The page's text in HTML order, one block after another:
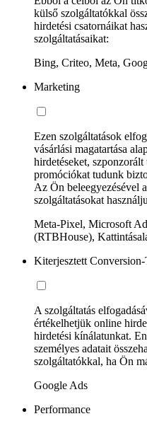
külső szolgáltatókkal
hirdetési csatornáikat
szolgáltatásaikat:
Bing, Criteo, Meta,
Marketing
Ezen szolgáltatások
vásárlási magatartása
hirdetéseket,
promóciókat tudunk
Az Ön beleegyezésével
szolgáltatásokat
Meta-Pixel, Microsoft
(RTBHouse),
Kiterjesztett
A szolgáltatás
értékelhetjük online
hirdetési kínálatunkat.
személyes adatait
szolgáltatókkal, ha Ön
Google Ads
Performance